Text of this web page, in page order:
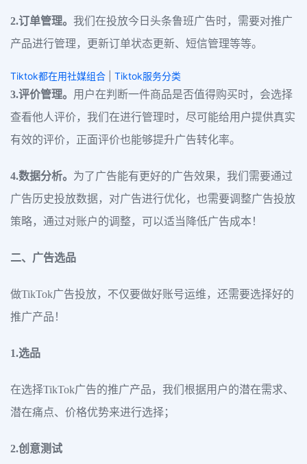
2.订单管理。 我们在投放今日头条鲁班广告时，需要对推广
产品进行管理，更新订单状态更新、短信管理等等。
Tiktok都在用社媒组合
Tiktok服务分类
3.评价管理。 用户在判断一件商品是否值得购买时，会选择
查看他人评价，我们在进行管理时，尽可能给用户提供真实
有效的评价，正面评价也能够提升广告转化率。
4.数据分析。 为了广告能有更好的广告效果，我们需要通过
广告历史投放数据，对广告进行优化，也需要调整广告投放
策略，通过对账户的调整，可以适当降低广告成本！
二、广告选品
做TikTok广告投放，不仅要做好账号运维，还需要选择好的
推广产品！
1.选品
在选择TikTok广告的推广产品，我们根据用户的潜在需求、
潜在痛点、价格优势来进行选择；
2.创意测试